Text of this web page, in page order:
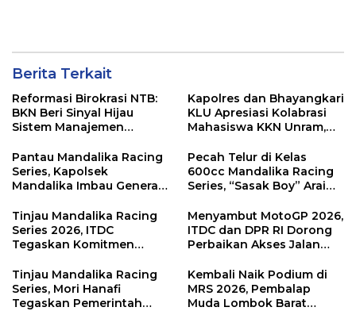
Berita Terkait
Reformasi Birokrasi NTB:
BKN Beri Sinyal Hijau
Sistem Manajemen
Kapolres dan Bhayangkari
KLU Apresiasi Kolabrasi
Mahasiswa KKN Unram,
Sampah Jadi Rupiah
Pantau Mandalika Racing
Series, Kapolsek
Mandalika Imbau Generasi
Sirkuit, Bukan Jalan Raya
Pecah Telur di Kelas
600cc Mandalika Racing
Series, “Sasak Boy” Arai
Kemenangan
Tinjau Mandalika Racing
Series 2026, ITDC
Tegaskan Komitmen
Dampak Ekonomi
Kawasan
Menyambut MotoGP 2026,
ITDC dan DPR RI Dorong
Perbaikan Akses Jalan
di KEK Mandalika
Tinjau Mandalika Racing
Series, Mori Hanafi
Tegaskan Pemerintah
Kembali Naik Podium di
MRS 2026, Pembalap
Muda Lombok Barat